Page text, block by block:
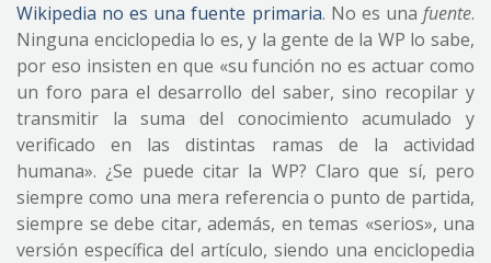
Wikipedia no es una fuente primaria. No es unafuente.
Ninguna enciclopedia lo es, y la gente de la WP lo sabe,
por eso insisten en que «su función no es actuar como
un foro para el desarrollo del saber, sino recopilar y
transmitir la suma del conocimiento acumulado y
verificado en las distintas ramas de la actividad
humana». ¿Se puede citar la WP? Claro que sí, pero
siempre como una mera referencia o punto de partida,
siempre se debe citar, además, en temas «serios», una
versión específica del artículo, siendo una enciclopedia